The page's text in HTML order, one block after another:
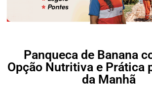
Panqueca de Banana
Opção Nutritiva e Prática
da Manhã